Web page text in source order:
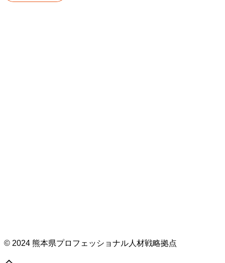
© 2024 熊本県プロフェッショナル人材戦略拠点